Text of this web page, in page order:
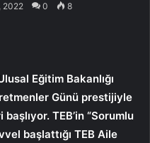
2022 0 8
Eğitim Bakanlığı
Günü prestijiyle
TEB’in “Sorumlu
başlattığı TEB Aile